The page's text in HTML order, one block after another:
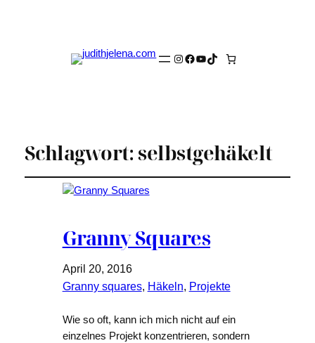
Instagram
Facebook
YouTube
TikTok
Schlagwort:selbstgehäkelt
Granny Squares
April 20, 2016
Granny squares, Häkeln, Projekte
Wie so oft, kann ich mich nicht auf ein
einzelnes Projekt konzentrieren, sondern